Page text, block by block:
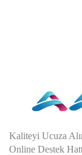
Kaliteyi Ucuza
Online Destek